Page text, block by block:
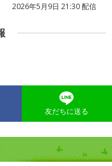
2026年5月9日 21:30 配信
友だちに送る